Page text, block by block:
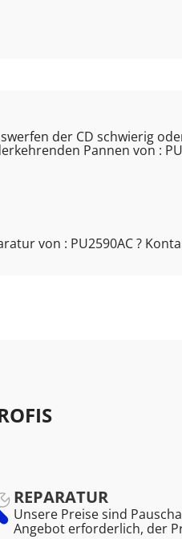
der CD schwierig
Pannen von :
von : PU2590AC ?
REPARATUR
Unsere Preise sind
Angebot erforderlich, der